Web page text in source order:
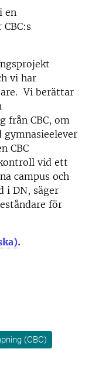
en
CBC:s
vi har
Vi berättar
från CBC, om
CBC
vid ett
campus och
i DN, säger
för
(CBC)